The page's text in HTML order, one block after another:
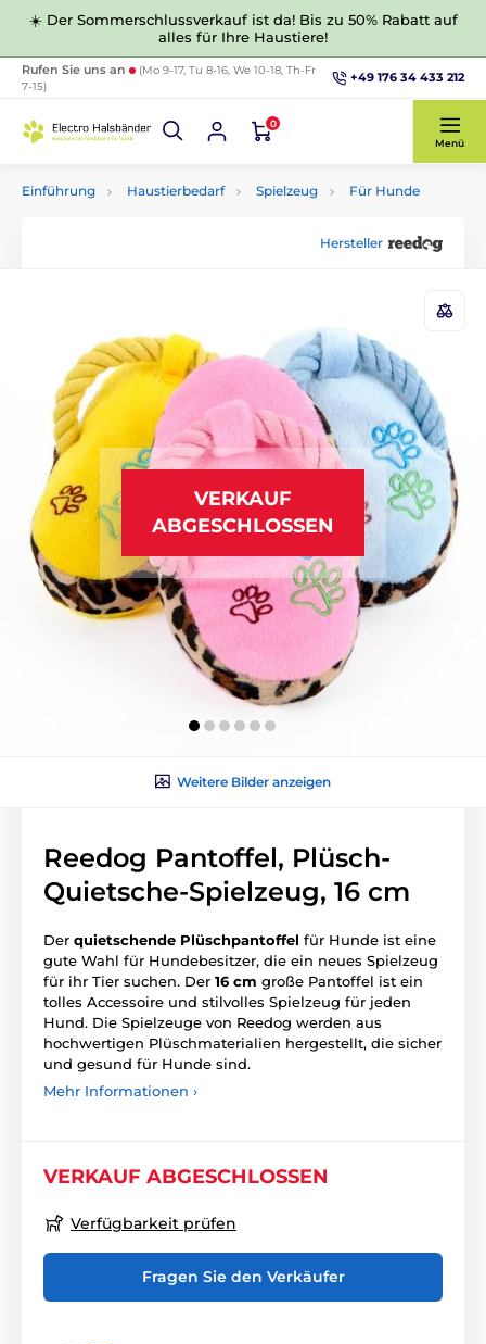
☀️ Der Sommerschlussverkauf ist da! Bis zu 50% Rabatt auf
alles für Ihre Haustiere!
Rufen Sie uns an
(Mo 9-17, Tu 8-16, We 10-18, Th-Fr
7-15)
+49 176 34 433 212
0
Menü
Einführung Haustierbedarf Spielzeug Für Hunde
Hersteller
VERKAUF
ABGESCHLOSSEN
Weitere Bilder anzeigen
Reedog Pantoffel, Plüsch-
Quietsche-Spielzeug, 16 cm
Der quietschende Plüschpantoffel für Hunde ist eine
gute Wahl für Hundebesitzer, die ein neues Spielzeug
für ihr Tier suchen. Der 16 cm große Pantoffel ist ein
tolles Accessoire und stilvolles Spielzeug für jeden
Hund. Die Spielzeuge von Reedog werden aus
hochwertigen Plüschmaterialien hergestellt, die sicher
und gesund für Hunde sind.
Mehr Informationen ›
VERKAUF ABGESCHLOSSEN
Verfügbarkeit prüfen
Fragen Sie den Verkäufer